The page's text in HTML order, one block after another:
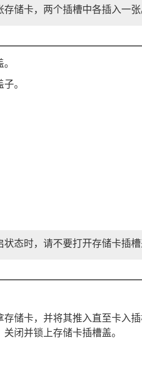
储卡，两个插槽中各插入一张
。
状态时，请不要打开存储卡插
存储卡，并将其推入直至卡入
闭并锁上存储卡插槽盖。